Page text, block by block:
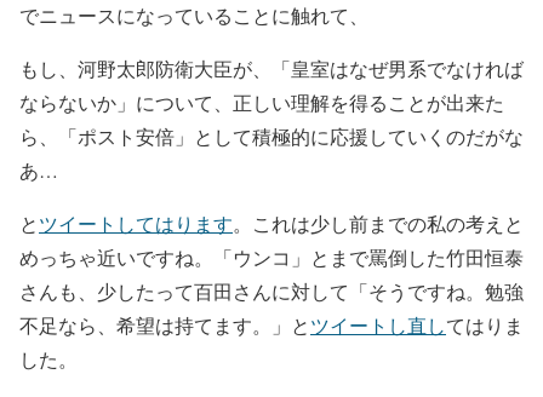
でニュースになっていることに触れて、
もし、河野太郎防衛大臣が、「皇室はなぜ男系でなければ
ならないか」について、正しい理解を得ることが出来た
ら、「ポスト安倍」として積極的に応援していくのだがな
あ…
とツイートしてはります。これは少し前までの私の考えと
めっちゃ近いですね。「ウンコ」とまで罵倒した竹田恒泰
さんも、少したって百田さんに対して「そうですね。勉強
不足なら、希望は持てます。
」とツイートし直してはりま
した。